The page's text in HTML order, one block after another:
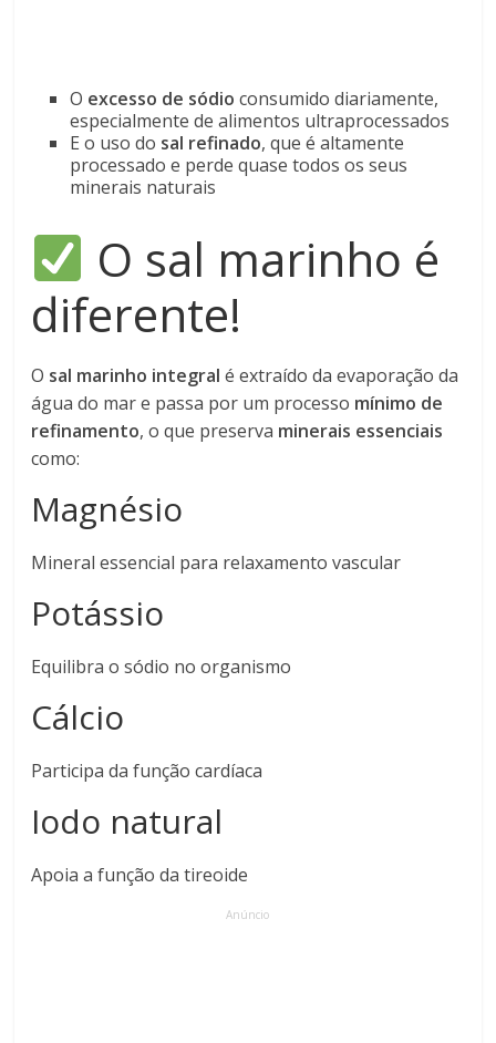
O excesso de sódio consumido diariamente,
especialmente de alimentos ultraprocessados
E o uso do sal refinado, que é altamente
processado e perde quase todos os seus
minerais naturais
O sal marinho é
diferente!
O sal marinho integral é extraído da evaporação da
água do mar e passa por um processo mínimo de
refinamento, o que preserva minerais essenciais
como:
Magnésio
Mineral essencial para relaxamento vascular
Potássio
Equilibra o sódio no organismo
Cálcio
Participa da função cardíaca
Iodo natural
Apoia a função da tireoide
Anúncio